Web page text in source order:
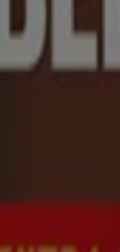
benzoate de sodium,
saccharine sodique.
: